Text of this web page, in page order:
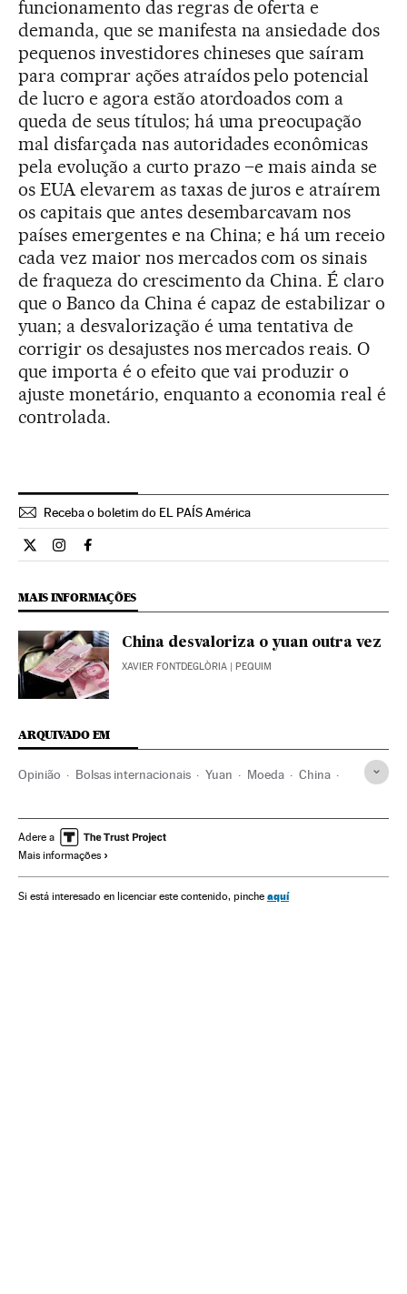
funcionamento das regras de oferta e
demanda, que se manifesta na ansiedade dos
pequenos investidores chineses que saíram
para comprar ações atraídos pelo potencial
de lucro e agora estão atordoados com a
queda de seus títulos; há uma preocupação
mal disfarçada nas autoridades econômicas
pela evolução a curto prazo –e mais ainda se
os EUA elevarem as taxas de juros e atraírem
os capitais que antes desembarcavam nos
países emergentes e na China; e há um receio
cada vez maior nos mercados com os sinais
de fraqueza do crescimento da China. É claro
que o Banco da China é capaz de estabilizar o
yuan; a desvalorização é uma tentativa de
corrigir os desajustes nos mercados reais. O
que importa é o efeito que vai produzir o
ajuste monetário, enquanto a economia real é
controlada.
Receba o boletim do EL PAÍS América
Opiniao El País Brasil en Twitter
Opiniao El País Brasil en Instagram
Opiniao El País Brasil en Facebook
MAIS INFORMAÇÕES
China desvaloriza o yuan outra vez
XAVIER FONTDEGLÒRIA | PEQUIM
ARQUIVADO EM
Opinião Bolsas internacionais Yuan Moeda China
Mercados financeiros Ásia
Adere a
Mais informações
Si está interesado en licenciar este contenido, pinche aquí